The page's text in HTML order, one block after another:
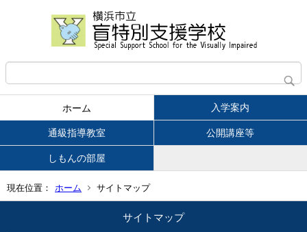
ホーム 入学案内
通級指導教室 公開講座等
しもんの部屋
現在位置： ホーム サイトマップ
サイトマップ